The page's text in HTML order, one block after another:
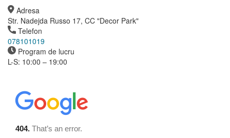
Adresa
Str. Nadejda Russo 17, CC "Decor Park"
Telefon
078101019
Program de lucru
L-S: 10:00 – 19:00